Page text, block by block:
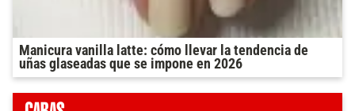
Manicura vanilla latte: cómo llevar la tendencia de
uñas glaseadas que se impone en 2026